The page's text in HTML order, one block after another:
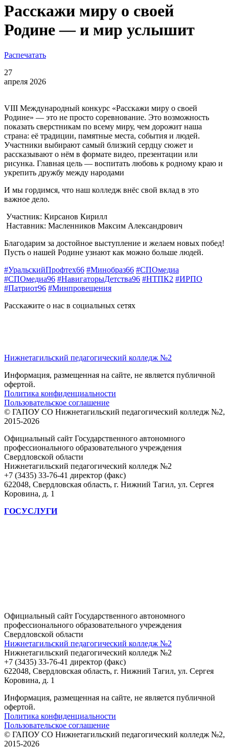
Расскажи миру о своей
Родине — и мир услышит
Распечатать
27
апреля 2026
VIII Международный конкурс «Расскажи миру о своей
Родине» — это не просто соревнование. Это возможность
показать сверстникам по всему миру, чем дорожит наша
страна: её традиции, памятные места, события и людей.
Участники выбирают самый близкий сердцу сюжет и
рассказывают о нём в формате видео, презентации или
рисунка. Главная цель — воспитать любовь к родному краю и
укрепить дружбу между народами
И мы гордимся, что наш колледж внёс свой вклад в это
важное дело.
Участник: Кирсанов Кирилл
Наставник: Масленников Максим Александрович
Благодарим за достойное выступление и желаем новых побед!
Пусть о нашей Родине узнают как можно больше людей.
#УральскийПрофтех66 #Минобраз66 #СПОмедиа
#СПОмедиа96 #НавигаторыДетства96 #НТПК2 #ИРПО
#Патриот96 #Минпровещения
Расскажите о нас в социальных сетях
Нижнетагильский педагогический колледж №2
Информация, размещенная на сайте, не является публичной
офертой.
Политика конфиденциальности
Пользовательское соглашение
© ГАПОУ СО Нижнетагильский педагогический колледж №2,
2015-2026
Официальный сайт Государственного автономного
профессионального образовательного учреждения
Свердловской области
Нижнетагильский педагогический колледж №2
+7 (3435) 33-76-41 директор (факс)
622048, Свердловская область, г. Нижний Тагил, ул. Сергея
Коровина, д. 1
ГОСУСЛУГИ
Официальный сайт Государственного автономного
профессионального образовательного учреждения
Свердловской области
Нижнетагильский педагогический колледж №2
Нижнетагильский педагогический колледж №2
+7 (3435) 33-76-41 директор (факс)
622048, Свердловская область, г. Нижний Тагил, ул. Сергея
Коровина, д. 1
Информация, размещенная на сайте, не является публичной
офертой.
Политика конфиденциальности
Пользовательское соглашение
© ГАПОУ СО Нижнетагильский педагогический колледж №2,
2015-2026